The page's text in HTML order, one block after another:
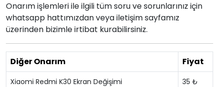
Onarım işlemleri ile ilgili tüm soru ve sorunlarınız için
whatsapp hattımızdan veya iletişim sayfamız
üzerinden bizimle irtibat kurabilirsiniz.
Diğer Onarım Fiyat
Xiaomi Redmi K30 Ekran Değişimi 35 ₺